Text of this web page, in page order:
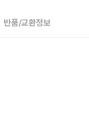
반품/교환정보